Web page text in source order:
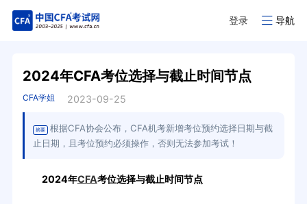
登录 导航
2024年CFA考位选择与截止时间节点
CFA学姐 2023-09-25
摘要
根据CFA协会公布，CFA机考新增考位预约选择日期与截
止日期，且考位预约必须操作，否则无法参加考试！
2024年CFA考位选择与截止时间节点